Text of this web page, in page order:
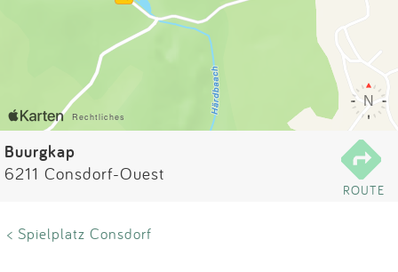
Kontakt
Impressum
Buurgkap
6211 Consdorf-Ouest
ROUTE
< Spielplatz Consdorf